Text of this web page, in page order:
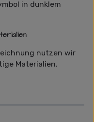
nutzen wir
Materialien.